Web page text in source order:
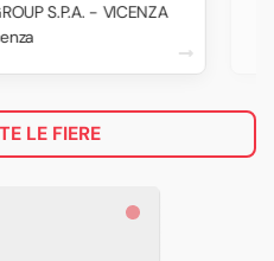
S.P.A. - VICENZA
LE FIERE